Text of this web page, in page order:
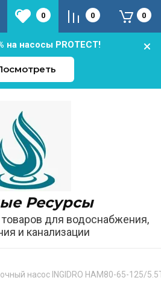
на насосы PROTECT!
Ресурсы
товаров для водоснабжения,
и канализации
0 0 0
насос INGIDRO HAM80-65-125/